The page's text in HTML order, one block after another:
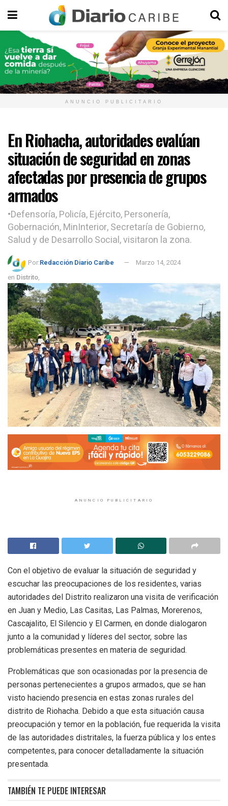
ANUNCIO PUBLICITARIO
En Riohacha, autoridades evalúan
situación de seguridad en zonas
afectadas por presencia de grupos
armados
•Defensoría, Policía, Ejército, Personería,
Gobernación, MinInterior, Secretaría de Gobierno,
Salud y de Desarrollo Social, visitaron la zona.
Por:Redacción Diario Caribe
Marzo 14, 2024
en Distrito,
ANUNCIO PUBLICITARIO
Con el objetivo de evaluar la situación de seguridad y
escuchar las preocupaciones de los residentes, varias
autoridades del Distrito realizaron una visita de verificación
en Juan y Medio, Las Casitas, Las Palmas, Morerenos,
Cascajalito, El Silencio y El Carmen, en donde dialogaron
junto a la comunidad y líderes del sector, sobre las
problemáticas presentes en materia de seguridad.
Problemáticas que son ocasionadas por la presencia de
personas pertenecientes a grupos armados, que se han
visto haciendo presencia en estas zonas rurales del
distrito de Riohacha. Debido a que esta situación causa
preocupación y temor en la población, fue requerida la visita
de las autoridades distritales, la fuerza pública y los entes
competentes, para conocer detalladamente la situación
presentada.
TAMBIÉN TE PUEDE INTERESAR